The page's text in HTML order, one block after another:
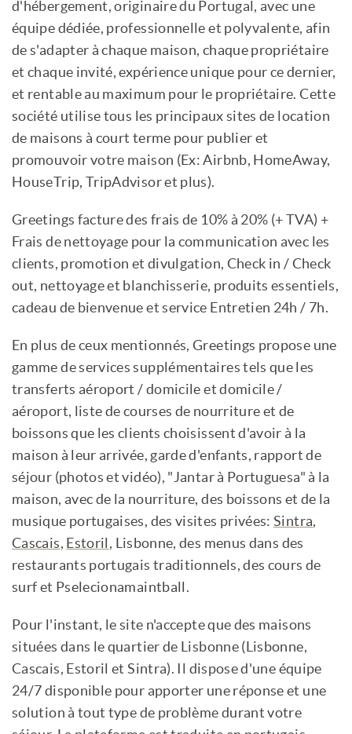
d'hébergement, originaire du Portugal, avec une
équipe dédiée, professionnelle et polyvalente, afin
de s'adapter à chaque maison, chaque propriétaire
et chaque invité, expérience unique pour ce dernier,
et rentable au maximum pour le propriétaire. Cette
société utilise tous les principaux sites de location
de maisons à court terme pour publier et
promouvoir votre maison (Ex: Airbnb, HomeAway,
HouseTrip, TripAdvisor et plus).
Greetings facture des frais de 10% à 20% (+ TVA) +
Frais de nettoyage pour la communication avec les
clients, promotion et divulgation, Check in / Check
out, nettoyage et blanchisserie, produits essentiels,
cadeau de bienvenue et service Entretien 24h / 7h.
En plus de ceux mentionnés, Greetings propose une
gamme de services supplémentaires tels que les
transferts aéroport / domicile et domicile /
aéroport, liste de courses de nourriture et de
boissons que les clients choisissent d'avoir à la
maison à leur arrivée, garde d'enfants, rapport de
séjour (photos et vidéo), "Jantar à Portuguesa" à la
maison, avec de la nourriture, des boissons et de la
musique portugaises, des visites privées:Sintra,
Cascais, Estoril , Lisbonne, des menus dans des
restaurants portugais traditionnels, des cours de
surf et Pselecionamaintball.
Pour l'instant, le site n'accepte que des maisons
situées dans le quartier de Lisbonne (Lisbonne,
Cascais, Estoril et Sintra). Il dispose d'une équipe
24/7 disponible pour apporter une réponse et une
solution à tout type de problème durant votre